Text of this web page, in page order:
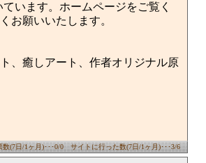
います。ホームページをご覧く
お願いいたします。
、癒しアート、作者オリジナル原
数(7日/1ヶ月)･･･0/0 サイトに行った数(7日/1ヶ月)･･･3/6